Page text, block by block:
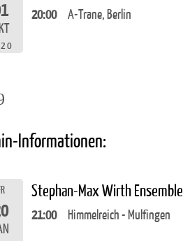
20:00 A-Trane, Berlin
Informationen:
Stephan-Max Wirth Ensemble
21:00 Himmelreich - Mulfingen